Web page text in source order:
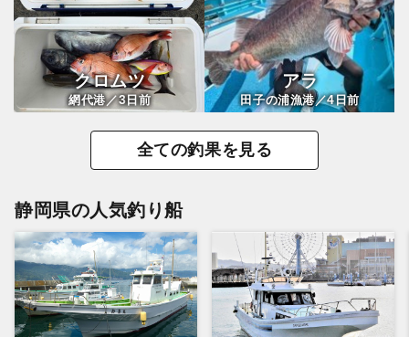
クロムツ
網代港／3日前
アラ
田子の浦漁港／4日前
全ての釣果を見る
静岡県の人気釣り船